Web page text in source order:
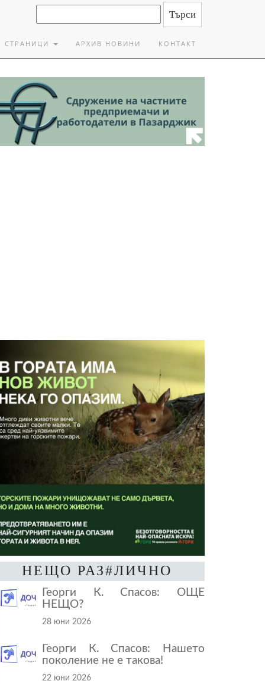
СТРАНИЦИ АРХИВ НОВИНИ КОНТАКТ
НЕЩО РАЗ#ЛИЧНО
Георги К. Спасов: ОЩЕ
НЕЩО?
28 юни 2026
Георги К. Спасов: Нашето
поколение не е такова!
22 юни 2026